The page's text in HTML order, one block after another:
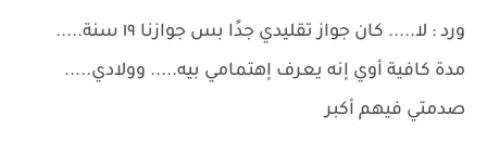
ورد : لا..... كان جواز تقليدي جدًا بس جوازنا ١٩ سنة.....
مدة كافية أوي إنه يعرف إهتمامي بيه..... وولادي.....
صدمتي فيهم أكبر